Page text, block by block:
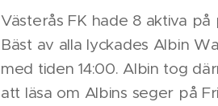
Västerås FK hade 8 aktiva
Bäst av alla lyckades Albin
med tiden 14:00. Albin tog
att läsa om Albins seger på